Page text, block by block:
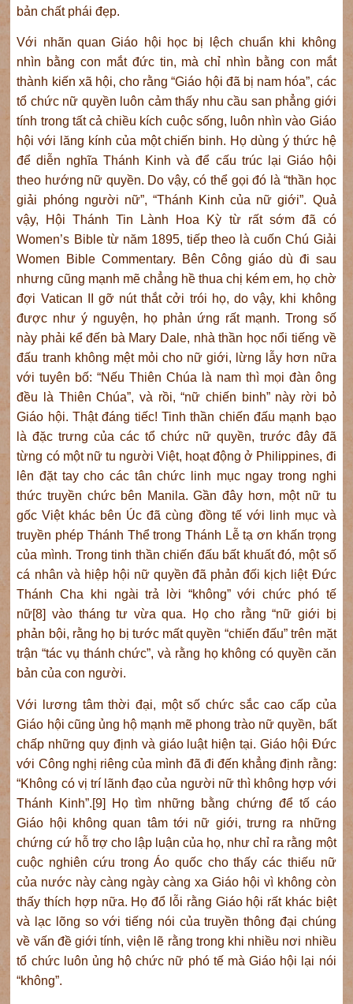
bản chất phái đẹp.
Với nhãn quan Giáo hội học bị lệch chuẩn khi không
nhìn bằng con mắt đức tin, mà chỉ nhìn bằng con mắt
thành kiến xã hội, cho rằng “Giáo hội đã bị nam hóa”, các
tổ chức nữ quyền luôn cảm thấy nhu cầu san phẳng giới
tính trong tất cả chiều kích cuộc sống, luôn nhìn vào Giáo
hội với lăng kính của một chiến binh. Họ dùng ý thức hệ
để diễn nghĩa Thánh Kinh và để cấu trúc lại Giáo hội
theo hướng nữ quyền. Do vậy, có thể gọi đó là “thần học
giải phóng người nữ”, “Thánh Kinh của nữ giới”. Quả
vậy, Hội Thánh Tin Lành Hoa Kỳ từ rất sớm đã có
Women’s Bible từ năm 1895, tiếp theo là cuốn Chú Giải
Women Bible Commentary. Bên Công giáo dù đi sau
nhưng cũng mạnh mẽ chẳng hề thua chị kém em, họ chờ
đợi Vatican II gỡ nút thắt cởi trói họ, do vậy, khi không
được như ý nguyện, họ phản ứng rất mạnh. Trong số
này phải kể đến bà Mary Dale, nhà thần học nổi tiếng về
đấu tranh không mệt mỏi cho nữ giới, lừng lẫy hơn nữa
với tuyên bố: “Nếu Thiên Chúa là nam thì mọi đàn ông
đều là Thiên Chúa”, và rồi, “nữ chiến binh” này rời bỏ
Giáo hội. Thật đáng tiếc! Tinh thần chiến đấu mạnh bạo
là đặc trưng của các tổ chức nữ quyền, trước đây đã
từng có một nữ tu người Việt, hoạt động ở Philippines, đi
lên đặt tay cho các tân chức linh mục ngay trong nghi
thức truyền chức bên Manila. Gần đây hơn, một nữ tu
gốc Việt khác bên Úc đã cùng đồng tế với linh mục và
truyền phép Thánh Thể trong Thánh Lễ tạ ơn khấn trọng
của mình. Trong tinh thần chiến đấu bất khuất đó, một số
cá nhân và hiệp hội nữ quyền đã phản đối kịch liệt Đức
Thánh Cha khi ngài trả lời “không” với chức phó tế
nữ[8] vào tháng tư vừa qua. Họ cho rằng “nữ giới bị
phản bội, rằng họ bị tước mất quyền “chiến đấu” trên mặt
trận “tác vụ thánh chức”, và rằng họ không có quyền căn
bản của con người.
Với lương tâm thời đại, một số chức sắc cao cấp của
Giáo hội cũng ủng hộ mạnh mẽ phong trào nữ quyền, bất
chấp những quy định và giáo luật hiện tại. Giáo hội Đức
với Công nghị riêng của mình đã đi đến khẳng định rằng:
“Không có vị trí lãnh đạo của người nữ thì không hợp với
Thánh Kinh”.[9] Họ tìm những bằng chứng để tố cáo
Giáo hội không quan tâm tới nữ giới, trưng ra những
chứng cứ hỗ trợ cho lập luận của họ, như chỉ ra rằng một
cuộc nghiên cứu trong Áo quốc cho thấy các thiếu nữ
của nước này càng ngày càng xa Giáo hội vì không còn
thấy thích hợp nữa. Họ đổ lỗi rằng Giáo hội rất khác biệt
và lạc lõng so với tiếng nói của truyền thông đại chúng
về vấn đề giới tính, viện lẽ rằng trong khi nhiều nơi nhiều
tổ chức luôn ủng hộ chức nữ phó tế mà Giáo hội lại nói
“không”.